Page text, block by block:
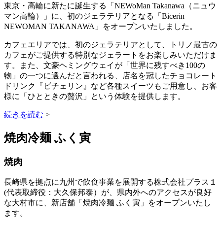
東京・高輪に新たに誕生する「NEWoMan Takanawa（ニュウ
マン高輪）」に、初のジェラテリアとなる「Bicerin
NEWOMAN TAKANAWA」をオープンいたしました。
カフェエリアでは、初のジェラテリアとして、トリノ最古の
カフェがご提供する特別なジェラートをお楽しみいただけま
す。また、文豪ヘミングウェイが「世界に残すべき100の
物」の一つに選んだと言われる、店名を冠したチョコレート
ドリンク『ビチェリン』など各種スイーツもご用意し、お客
様に「ひとときの贅沢」という体験を提供します。
続きを読む >
焼肉冷麺 ふく寅
焼肉
長崎県を拠点に九州で飲食事業を展開する株式会社プラス１
(代表取締役：大久保邦泰）が、県内外へのアクセスが良好
な大村市に、新店舗「焼肉冷麺 ふく寅」をオープンいたし
ます。